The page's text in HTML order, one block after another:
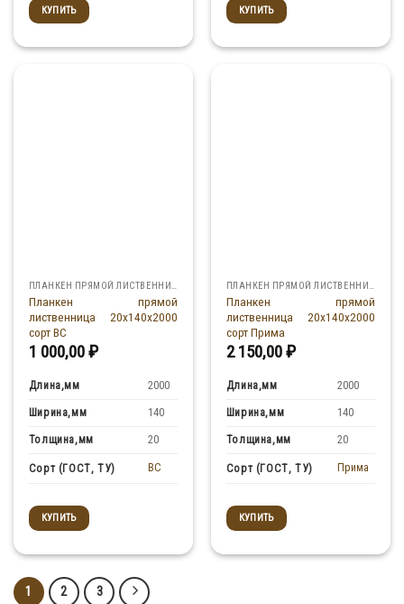
КУПИТЬ КУПИТЬ
Планкен прямой
лиственница 20x140x2000
сорт ВС
1 000,00₽
Длина,мм 2000
Ширина,мм 140
Толщина,мм 20
Сорт (ГОСТ, ТУ) BC
КУПИТЬ
Планкен прямой
лиственница 20x140x2000
сорт Прима
2 150,00₽
Длина,мм 2000
Ширина,мм 140
Толщина,мм 20
Сорт (ГОСТ, ТУ) Прима
КУПИТЬ
1 2 3